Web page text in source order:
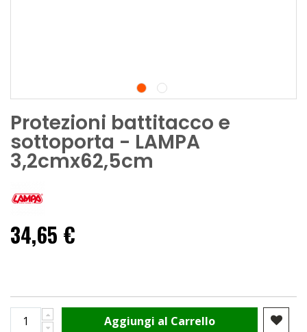
Protezioni battitacco e
sottoporta - LAMPA
3,2cmx62,5cm
34,65 €
Aggiungi al Carrello